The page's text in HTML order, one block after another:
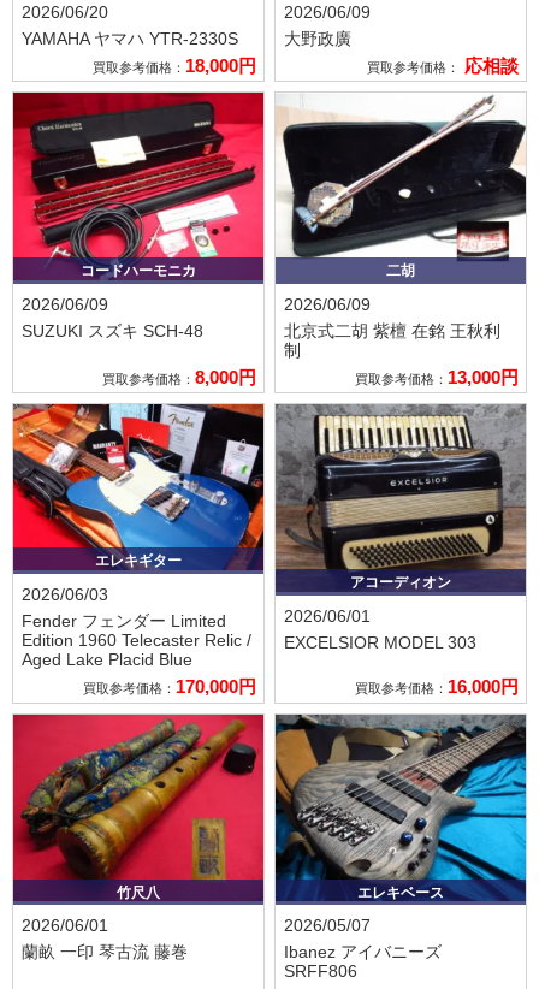
2026/06/20
YAMAHA ヤマハ YTR-2330S
買取参考価格： 18,000円
2026/06/09
大野政廣
買取参考価格： 応相談
コードハーモニカ
2026/06/09
SUZUKI スズキ SCH-48
買取参考価格：8,000円
二胡
2026/06/09
北京式二胡 紫檀 在銘 王秋利
制
買取参考価格： 13,000円
エレキギター
2026/06/03
Fender フェンダー Limited
Edition 1960 Telecaster Relic /
Aged Lake Placid Blue
買取参考価格： 170,000円
アコーディオン
2026/06/01
EXCELSIOR MODEL 303
買取参考価格： 16,000円
竹尺八
2026/06/01
蘭畝 一印 琴古流 藤巻
エレキベース
2026/05/07
Ibanez アイバニーズ
SRFF806